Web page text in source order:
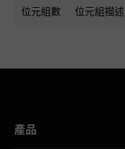
位元組數 位元組描述
產品